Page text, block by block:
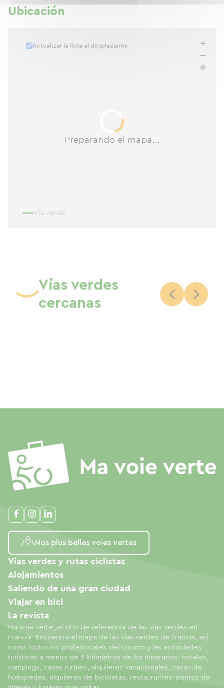
Ubicación
Preparando el mapa...
Actualizar la lista al desplazarme
Vía verde
Vías verdes
cercanas
Nos plus belles voies vertes
Ma voie verte, el sitio de referencia de las vías verdes en
Francia. Encuentra el mapa de las vías verdes de Francia, así
como todos los profesionales del turismo y las actividades
turísticas a menos de 5 kilómetros de los itinerarios: hoteles,
campings, casas rurales, alquileres vacacionales, casas de
huéspedes, alquileres de bicicletas, restaurantes, puntos de
Vías verdes y rutas ciclistas
Alojamientos
Saliendo de una gran ciudad
Viajar en bici
La revista